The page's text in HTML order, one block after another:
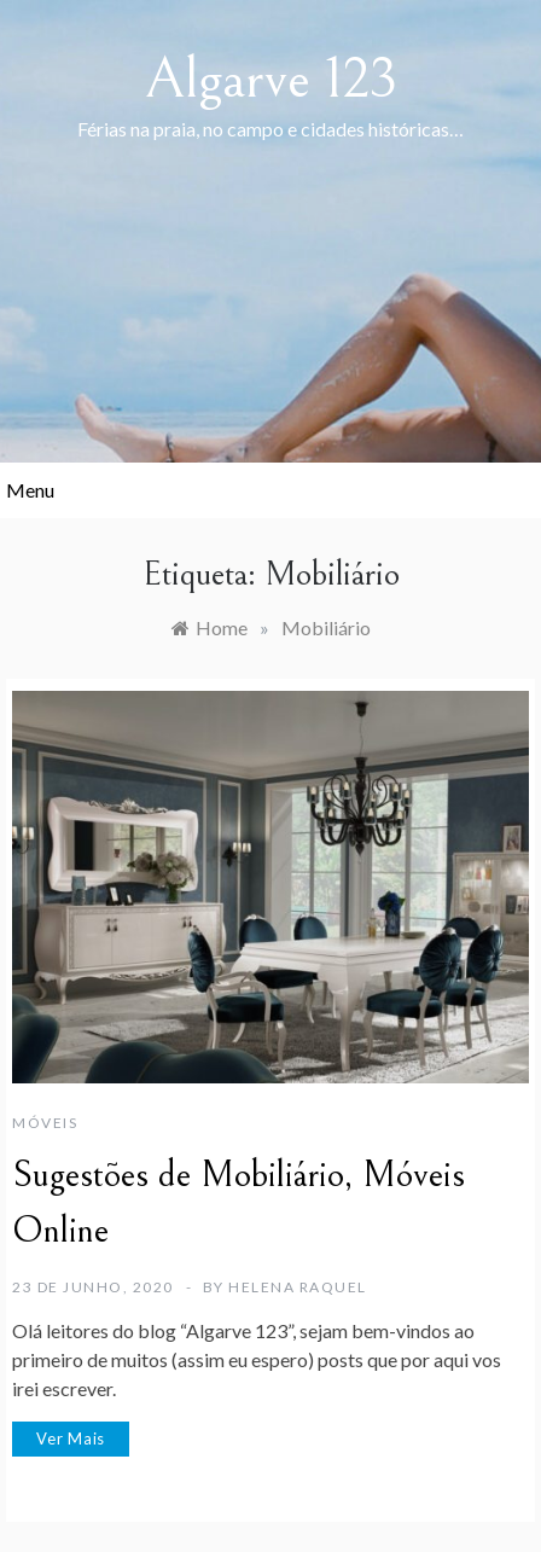
Algarve 123
Férias na praia, no campo e cidades históricas…
Menu
Etiqueta: Mobiliário
Home » Mobiliário
MÓVEIS
Sugestões de Mobiliário, Móveis
Online
23 DE JUNHO, 2020 BY HELENA RAQUEL
Olá leitores do blog “Algarve 123”, sejam bem-vindos ao
primeiro de muitos (assim eu espero) posts que por aqui vos
irei escrever.
Ver Mais